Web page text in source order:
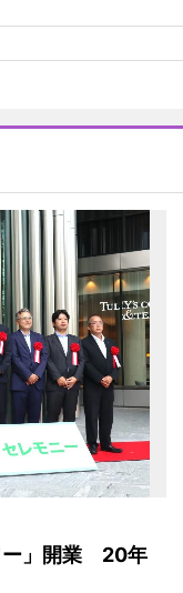
ー」開業 20年